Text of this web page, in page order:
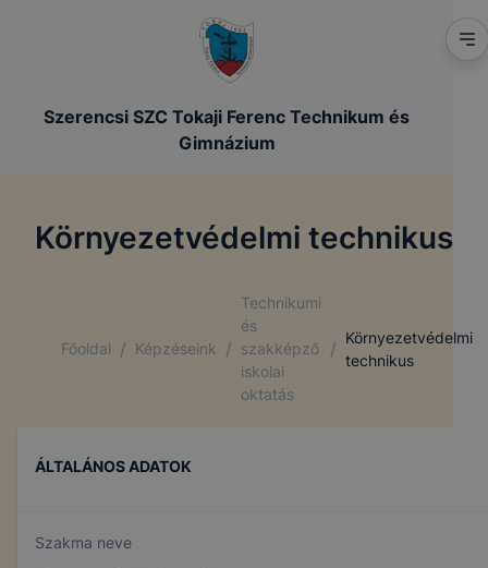
Szerencsi SZC Tokaji Ferenc Technikum és
Gimnázium
Környezetvédelmi technikus
Főoldal / Képzéseink /
Technikumi
és
szakképző
iskolai
oktatás
/
Környezetvédelmi
technikus
ÁLTALÁNOS ADATOK
Szakma neve